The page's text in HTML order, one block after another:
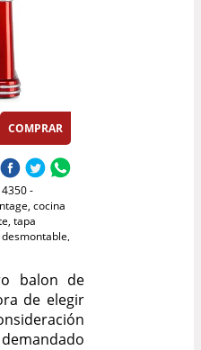
COMPRAR
-
cocina
tapa
balon de
de elegir